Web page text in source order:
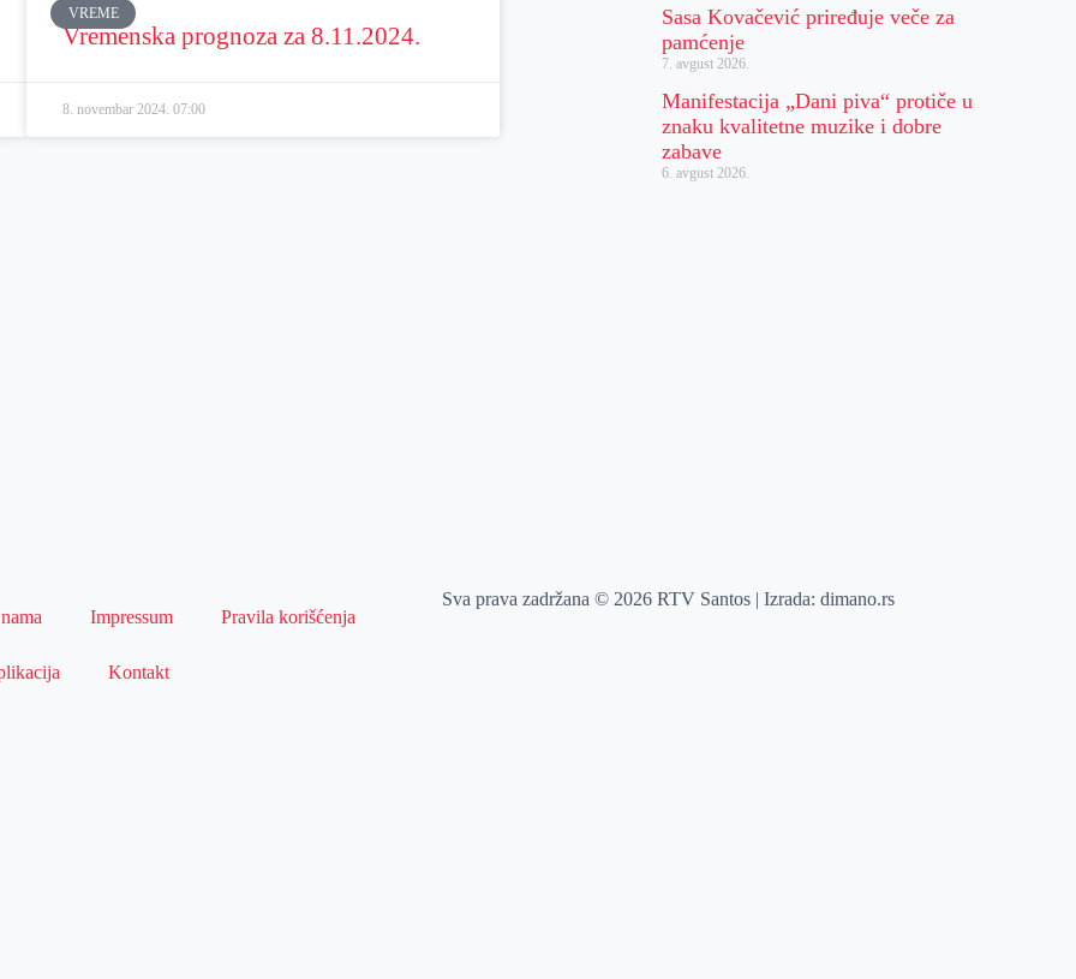
VREME
Vremenska prognoza za 8.11.2024.
8. novembar 2024.07:00
Sasa Kovačević priređuje veče za
pamćenje
7. avgust 2026.
Manifestacija „Dani piva“ protiče u
znaku kvalitetne muzike i dobre
zabave
6. avgust 2026.
Impressum Pravila korišćenja
Kontakt
Sva prava zadržana © 2026 RTV Santos | Izrada:dimano.rs